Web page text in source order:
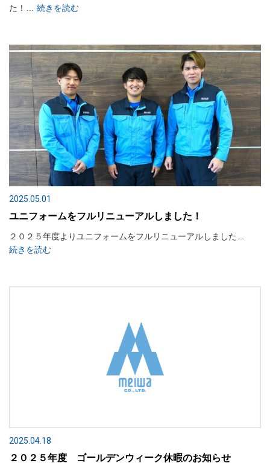
た！… 続きを読む
2025.05.01
ユニフォームをフルリニューアルしました！
２０２５年度よりユニフォームをフルリニューアルしました…
続きを読む
2025.04.18
２０２５年度 ゴールデンウィーク休暇のお知らせ